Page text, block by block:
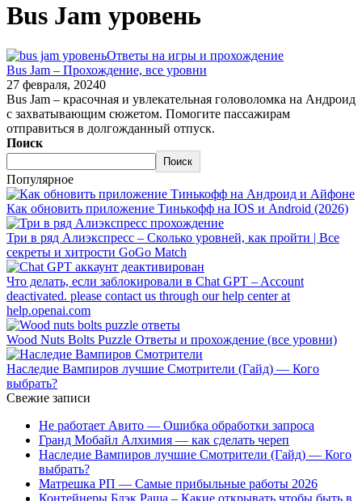
Bus Jam уровень
Ответы на игры и прохождение
Bus Jam – Прохождение, все уровни
27 февраля, 20240
Bus Jam – красочная и увлекательная головоломка на Андроид
с захватывающим сюжетом. Помогите пассажирам
отправиться в долгожданный отпуск.
Поиск
Поиск
Популярное
Как обновить приложение Тинькофф на IOS и Android (2026)
Три в ряд Алиэкспресс – Сколько уровней, как пройти | Все
секреты и хитрости GoGo Match
Что делать, если заблокировали в Chat GPT – Account
deactivated. please contact us through our help center at
help.openai.com
Wood Nuts Bolts Puzzle Ответы и прохождение (все уровни)
Наследие Вампиров лучшие Смотрители (Гайд) — Кого
выбрать?
Свежие записи
Не работает Авито — Ошибка обработки запроса
Гранд Мобайл Алхимия — как сделать череп
Наследие Вампиров лучшие Смотрители (Гайд) — Кого
выбрать?
Матрешка РП — Самые прибыльные работы 2026
Контейнеры Блэк Раша – Какие открывать чтобы быть в